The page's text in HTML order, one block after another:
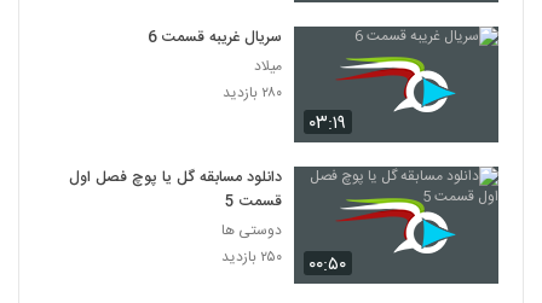
۰۳:۱۹
سریال غریبه قسمت 6
میلاد
۲۸۰ بازدید
۰۰:۵۰
دانلود مسابقه گل یا پوچ فصل اول
قسمت 5
دوستی ها
۲۵۰ بازدید